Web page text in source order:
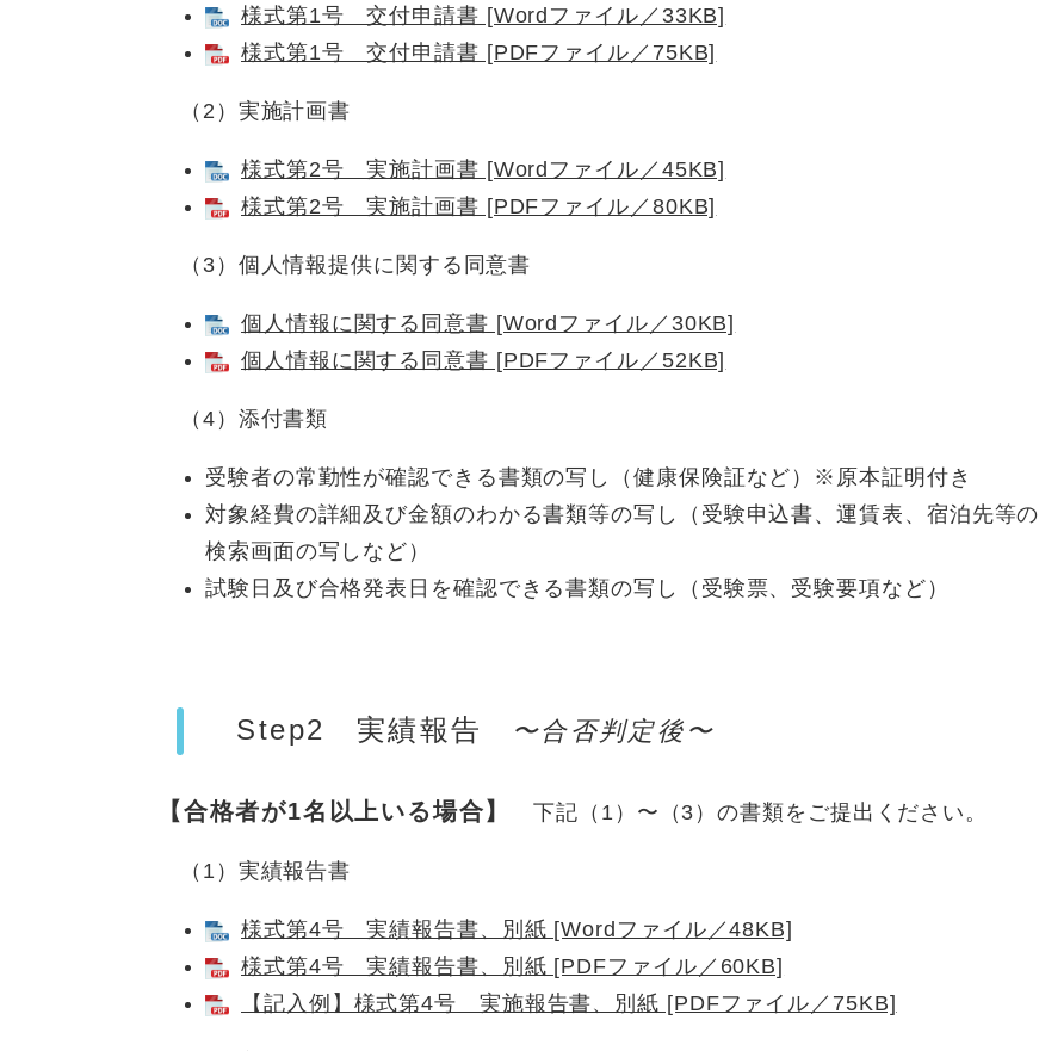
様式第1号 交付申請書 [Wordファイル／33KB]
様式第1号 交付申請書 [PDFファイル／75KB]
（2）実施計画書
様式第2号 実施計画書 [Wordファイル／45KB]
様式第2号 実施計画書 [PDFファイル／80KB]
（3）個人情報提供に関する同意書
個人情報に関する同意書 [Wordファイル／30KB]
個人情報に関する同意書 [PDFファイル／52KB]
（4）添付書類
受験者の常勤性が確認できる書類の写し（健康保険証など）※原本証明付き
対象経費の詳細及び金額のわかる書類等の写し（受験申込書、運賃表、宿泊先等の
検索画面の写しなど）
試験日及び合格発表日を確認できる書類の写し（受験票、受験要項など）
Step2 実績報告 〜合否判定後〜
【合格者が1名以上いる場合】 下記（1）〜（3）の書類をご提出ください。
（1）実績報告書
様式第4号 実績報告書、別紙 [Wordファイル／48KB]
様式第4号 実績報告書、別紙 [PDFファイル／60KB]
【記入例】様式第4号 実施報告書、別紙 [PDFファイル／75KB]